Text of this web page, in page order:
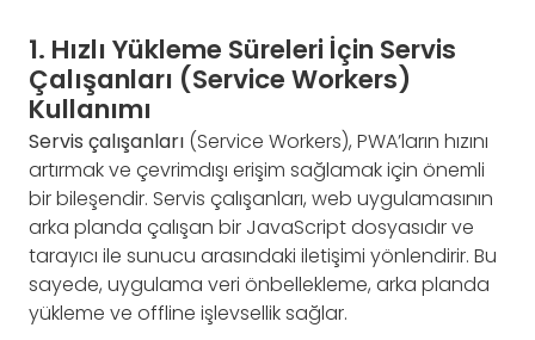
1. Hızlı Yükleme Süreleri İçin Servis
Çalışanları (Service Workers)
Kullanımı
Servis çalışanları (Service Workers), PWA’ların hızını
artırmak ve çevrimdışı erişim sağlamak için önemli
bir bileşendir. Servis çalışanları, web uygulamasının
arka planda çalışan bir JavaScript dosyasıdır ve
tarayıcı ile sunucu arasındaki iletişimi yönlendirir. Bu
sayede, uygulama veri önbellekleme, arka planda
yükleme ve offline işlevsellik sağlar.